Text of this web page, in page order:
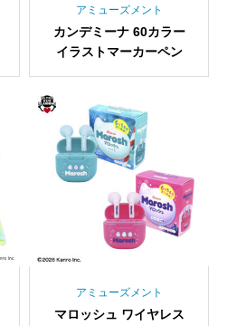
アミューズメント
カンデミーナ 60カラー
イラストマーカーペン
アミューズメント
マロッシュ ワイヤレス